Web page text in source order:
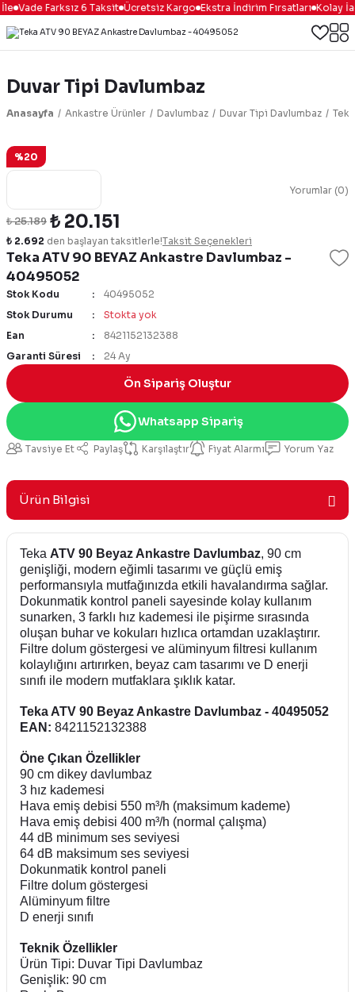
Vade Farksız 6 Taksit Ücretsiz Kargo Ekstra İndirim Fırsatları Kolay
Duvar Tipi Davlumbaz
Anasayfa Ankastre Ürünler Davlumbaz Duvar Tipi Davlumbaz
%20
Yorumlar (0)
Teka ATV 90 BEYAZ Ankastre Davlumbaz -
40495052
₺ 25.189 ₺ 20.151
₺ 2.692 den başlayan taksitlerle!Taksit Seçenekleri
Stok Kodu
40495052
Stok Durumu
Stokta yok
Ean
8421152132388
Garanti Süresi
24 Ay
Ön Sipariş Oluştur
Whatsapp Sipariş
Tavsiye Et Paylaş Karşılaştır Fiyat Alarmı Yorum Yaz
Ürün Bilgisi
Teka ATV 90 Beyaz Ankastre Davlumbaz, 90 cm
genişliği, modern eğimli tasarımı ve güçlü emiş
performansıyla mutfağınızda etkili havalandırma sağlar.
Dokunmatik kontrol paneli sayesinde kolay kullanım
sunarken, 3 farklı hız kademesi ile pişirme sırasında
oluşan buhar ve kokuları hızlıca ortamdan uzaklaştırır.
Filtre dolum göstergesi ve alüminyum filtresi kullanım
kolaylığını artırırken, beyaz cam tasarımı ve D enerji
sınıfı ile modern mutfaklara şıklık katar.
Teka ATV 90 Beyaz Ankastre Davlumbaz - 40495052
EAN: 8421152132388
Öne Çıkan Özellikler
90 cm dikey davlumbaz
3 hız kademesi
Hava emiş debisi 550 m³/h (maksimum kademe)
Hava emiş debisi 400 m³/h (normal çalışma)
44 dB minimum ses seviyesi
64 dB maksimum ses seviyesi
Dokunmatik kontrol paneli
Filtre dolum göstergesi
Alüminyum filtre
D enerji sınıfı
Teknik Özellikler
Ürün Tipi: Duvar Tipi Davlumbaz
Genişlik: 90 cm